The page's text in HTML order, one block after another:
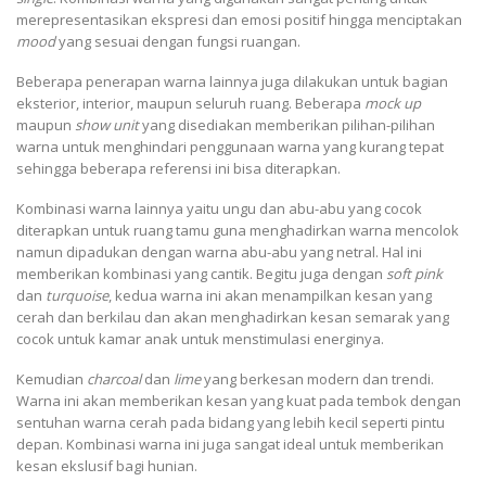
merepresentasikan ekspresi dan emosi positif hingga menciptakan
moodyang sesuai dengan fungsi ruangan.
Beberapa penerapan warna lainnya juga dilakukan untuk bagian
eksterior, interior, maupun seluruh ruang. Beberapa mock up
maupun show unityang disediakan memberikan pilihan-pilihan
warna untuk menghindari penggunaan warna yang kurang tepat
sehingga beberapa referensi ini bisa diterapkan.
Kombinasi warna lainnya yaitu ungu dan abu-abu yang cocok
diterapkan untuk ruang tamu guna menghadirkan warna mencolok
namun dipadukan dengan warna abu-abu yang netral. Hal ini
memberikan kombinasi yang cantik. Begitu juga dengan soft pink
dan turquoise, kedua warna ini akan menampilkan kesan yang
cerah dan berkilau dan akan menghadirkan kesan semarak yang
cocok untuk kamar anak untuk menstimulasi energinya.
Kemudian charcoaldan limeyang berkesan modern dan trendi.
Warna ini akan memberikan kesan yang kuat pada tembok dengan
sentuhan warna cerah pada bidang yang lebih kecil seperti pintu
depan. Kombinasi warna ini juga sangat ideal untuk memberikan
kesan ekslusif bagi hunian.